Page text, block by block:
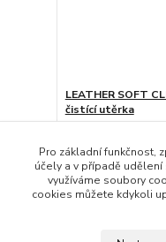
LEATHER SOFT
čistící utěrka
69 Kč/
Pro základní funkčnost,
účely a v případě
využíváme soubory
cookies můžete kdykoli